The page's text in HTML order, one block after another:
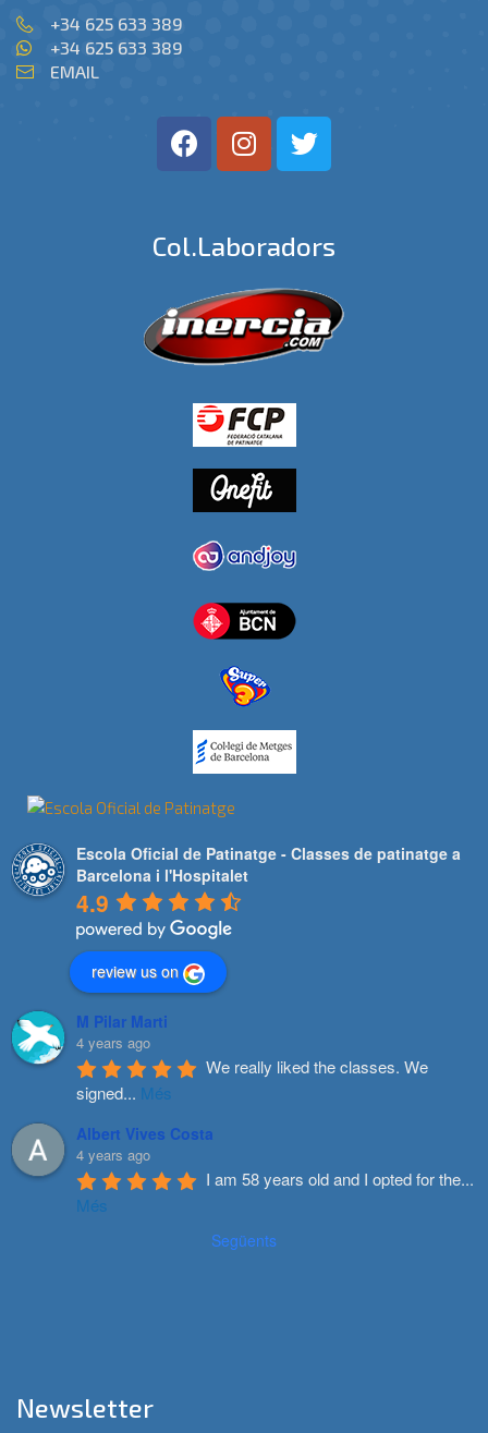
+34 625 633 389
+34 625 633 389
EMAIL
Col.laboradors
Escola Oficial de Patinatge - Classes de patinatge a
Barcelona i l'Hospitalet
4.9
review us on
M Pilar Marti
4 years ago
We really liked the classes. We
signed... Més
Albert Vives Costa
4 years ago
I am 58 years old and I opted for the...
Més
Següents
Newsletter